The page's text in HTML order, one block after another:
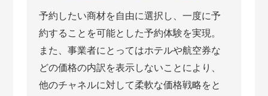
予約したい商材を自由に選択し、一度に予
約することを可能とした予約体験を実現。
また、事業者にとってはホテルや航空券な
どの価格の内訳を表示しないことにより、
他のチャネルに対して柔軟な価格戦略をと